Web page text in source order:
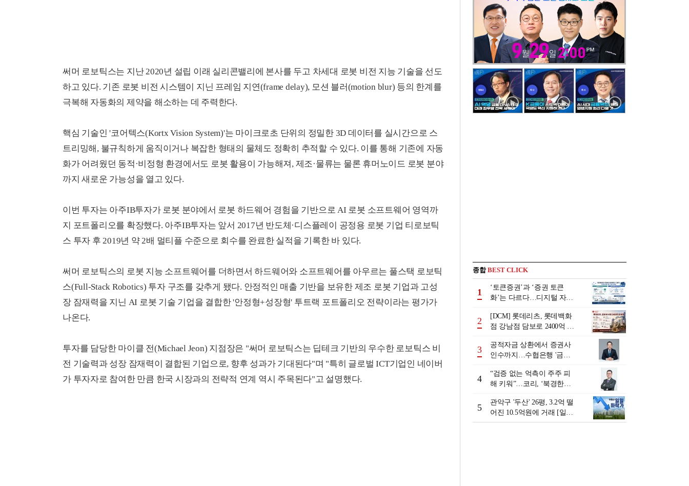
써머 로보틱스는 지난 2020년 설립 이래 실리콘밸리에 본사를 두고 차세대 로봇 비전 지능 기술을 선도
하고 있다. 기존 로봇 비전 시스템이 지닌 프레임 지연(frame delay), 모션 블러(motion blur) 등의 한계를
극복해 자동화의 제약을 해소하는 데 주력한다.
핵심 기술인 '코어텍스(Kortx Vision System)'는 마이크로초 단위의 정밀한 3D 데이터를 실시간으로 스
트리밍해, 불규칙하게 움직이거나 복잡한 형태의 물체도 정확히 추적할 수 있다. 이를 통해 기존에 자동
화가 어려웠던 동적·비정형 환경에서도 로봇 활용이 가능해져, 제조·물류는 물론 휴머노이드 로봇 분야
까지 새로운 가능성을 열고 있다.
이번 투자는 아주IB투자가 로봇 분야에서 로봇 하드웨어 경험을 기반으로 AI 로봇 소프트웨어 영역까
지 포트폴리오를 확장했다. 아주IB투자는 앞서 2017년 반도체·디스플레이 공정용 로봇 기업 티로보틱
스 투자 후 2019년 약 2배 멀티플 수준으로 회수를 완료한 실적을 기록한 바 있다.
써머 로보틱스의 로봇 지능 소프트웨어를 더하면서 하드웨어와 소프트웨어를 아우르는 풀스택 로보틱
스(Full-Stack Robotics) 투자 구조를 갖추게 됐다. 안정적인 매출 기반을 보유한 제조 로봇 기업과 고성
장 잠재력을 지닌 AI 로봇 기술 기업을 결합한 '안정형+성장형' 투트랙 포트폴리오 전략이라는 평가가
나온다.
투자를 담당한 마이클 전(Michael Jeon) 지점장은 "써머 로보틱스는 딥테크 기반의 우수한 로보틱스 비
전 기술력과 성장 잠재력이 결합된 기업으로, 향후 성과가 기대된다"며 "특히 글로벌 ICT기업인 네이버
가 투자자로 참여한 만큼 한국 시장과의 전략적 연계 역시 주목된다"고 설명했다.
종합BEST CLICK
1
‘토큰증권’과 ‘증권 토큰
화’는 다르다…디지털 자본
2
[DCM] 롯데리츠, 롯데백화
점 강남점 담보로 2400억 조
3
공적자금 상환에서 증권사
인수까지…수협은행 '금융
행 금융그룹의 꿈①]
4
“검증 없는 억측이 주주 피
해 키워”…코리, ‘북경한미
5
관악구 '두산' 26평, 3.2억 떨
어진 10.5억원에 거래 [일일
하락가]